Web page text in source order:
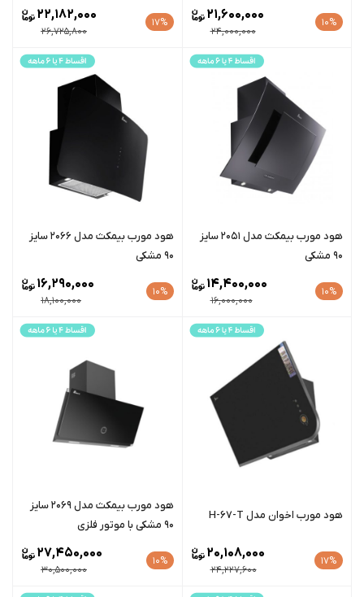
10%
24,000,000
21,600,000
17%
26,725,800
22,182,000
هود مورب بیمکث مدل 2051 سایز
90 مشکی
10%
16,000,000
14,400,000
هود مورب بیمکث مدل 2066 سایز
90 مشکی
10%
18,100,000
16,290,000
هود مورب اخوان مدل H-67-T
17%
24,227,600
20,108,000
هود مورب بیمکث مدل 2069 سایز
90 مشکی با موتور فلزی
10%
30,500,000
27,450,000